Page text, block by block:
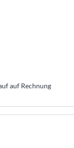
auf Rechnung